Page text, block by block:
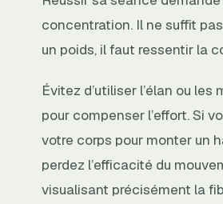
concentration. Il ne suffit
un poids, il faut ressentir la
Évitez d’utiliser l’élan ou les
pour compenser l’effort. Si
votre corps pour monter un
perdez l’efficacité du
visualisant précisément la